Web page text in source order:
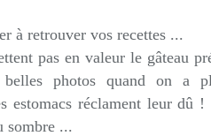
à retrouver vos recettes ...
pas en valeur le gâteau
photos quand on a
estomacs réclament leur dû
sombre ...